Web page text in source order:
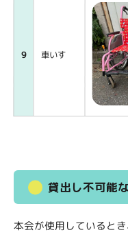
9 車いす
貸出し不可能
本会が使用していると